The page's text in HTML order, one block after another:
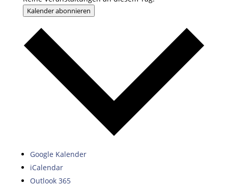
Kalender abonnieren
Google Kalender
iCalendar
Outlook 365